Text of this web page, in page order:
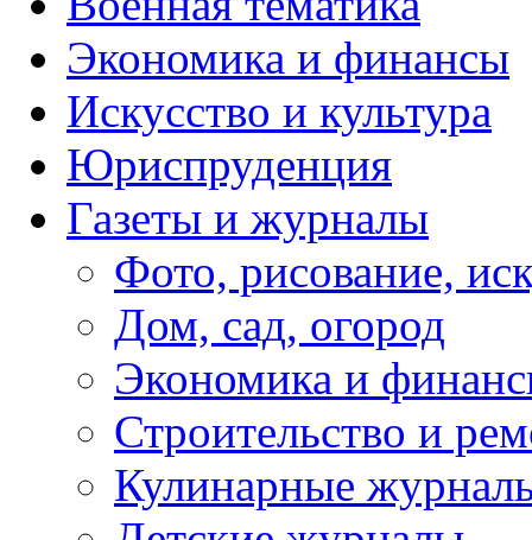
Экономика и финансы
Искусство и культура
Юриспруденция
Газеты и журналы
Фото, рисование,
Дом, сад, огород
Экономика и
Строительство и
Кулинарные